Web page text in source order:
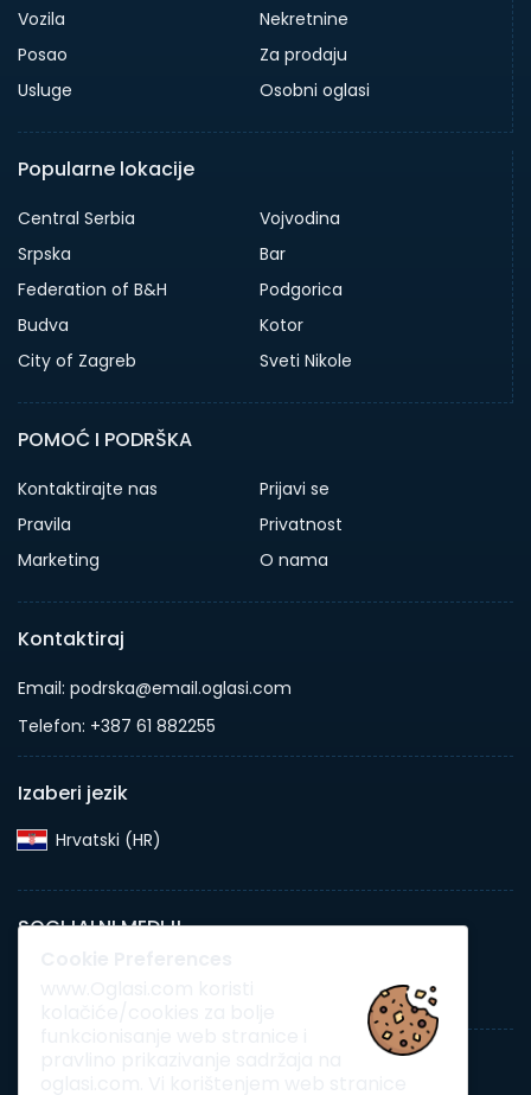
Vozila
Nekretnine
Posao
Za prodaju
Usluge
Osobni oglasi
Popularne lokacije
Central Serbia
Vojvodina
Srpska
Bar
Federation of B&H
Podgorica
Budva
Kotor
City of Zagreb
Sveti Nikole
POMOĆ I PODRŠKA
Kontaktirajte nas
Prijavi se
Pravila
Privatnost
Marketing
O nama
Kontaktiraj
Email: podrska@email.oglasi.com
Telefon: +387 61 882255
Izaberi jezik
Hrvatski (HR)‎
SOCIJALNI MEDIJI
Preduzeća